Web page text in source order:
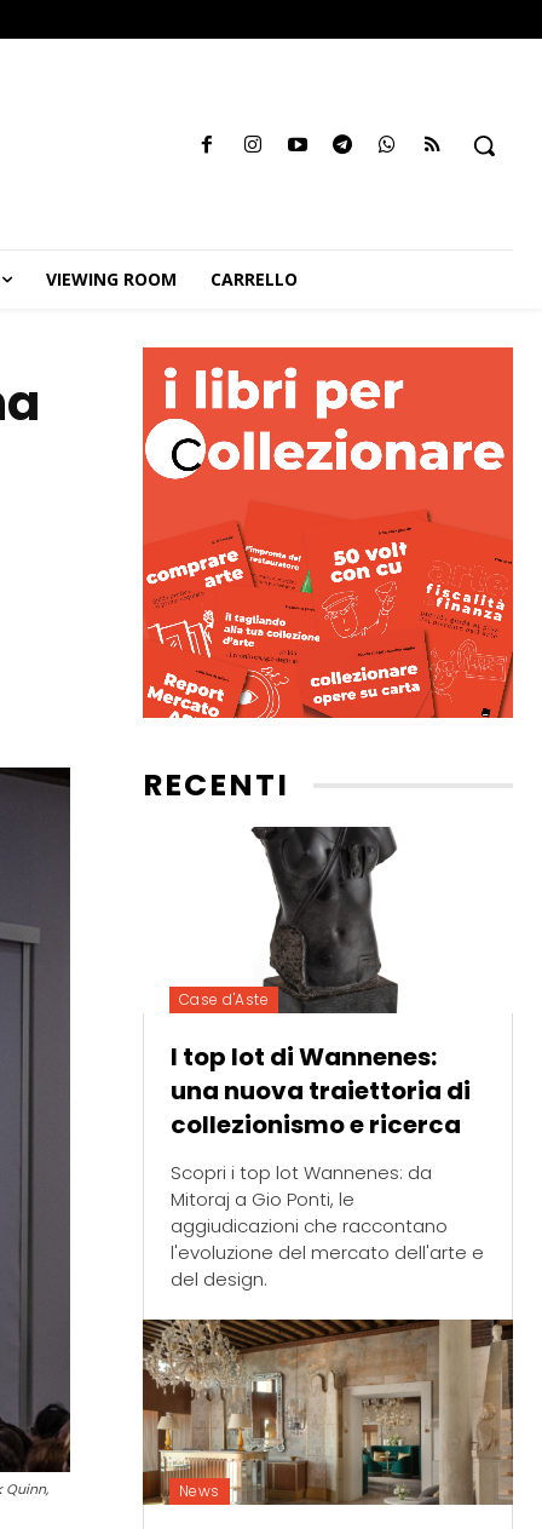
VIEWING ROOM CARRELLO
Quinn,
RECENTI
Case d'Aste
I top lot di Wannenes:
una nuova traiettoria di
collezionismo e ricerca
Scopri i top lot Wannenes: da
Mitoraj a Gio Ponti, le
aggiudicazioni che raccontano
l'evoluzione del mercato dell'arte e
del design.
News